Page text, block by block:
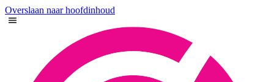
Overslaan naar hoofdinhoud